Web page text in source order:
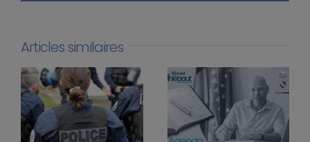
Articles similaires